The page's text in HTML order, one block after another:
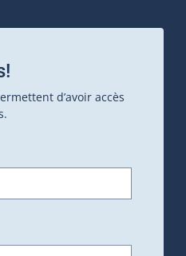
d’avoir accès